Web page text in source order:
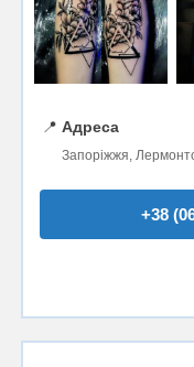
📍 Адреса
Запоріжжя,
+38